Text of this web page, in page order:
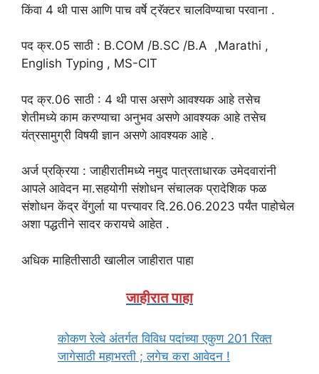
किंवा 4 थी पास आणि पाच वर्षे ट्रॅक्टर चालविण्याचा परवाना .
पद क्र.05 साठी : B.COM /B.SC /B.A ,Marathi ,
English Typing , MS-CIT
पद क्र.06 साठी : 4 थी पास असणे आवश्यक आहे तसेच
शेतीमध्ये काम करण्याचा अनुभव असणे आवश्यक आहे तसेच
यंत्रसामुग्री विषयी ज्ञान असणे आवश्यक आहे .
अर्ज प्रक्रिया : जाहीरातीमध्ये नमुद पात्रताधारक उमेदवारांनी
आपले आवेदन मा.सहयोगी संशोधन संचालक प्रादेशिक फळ
संशोधन केंद्र वेंगुर्ला या पत्त्यावर दि.26.06.2023 पर्यंत पाहोचेल
अशा पद्धतीने सादर करायचे आहेत .
अधिक माहितीसाठी खालील जाहीरात पाहा
जाहीरात पाहा
कोकण रेल्वे अंतर्गत विविध पदांच्या एकुण 201 रिक्त
जागेसाठी महाभरती ; लगेच करा आवेदन !